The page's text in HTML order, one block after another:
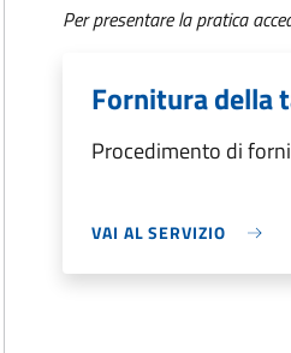
Per presentare la pratica
Fornitura della
Procedimento di
VAI AL SERVIZIO